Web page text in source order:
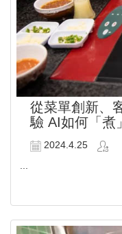
從菜單創新、
驗 AI如何「煮
2024.4.25
...